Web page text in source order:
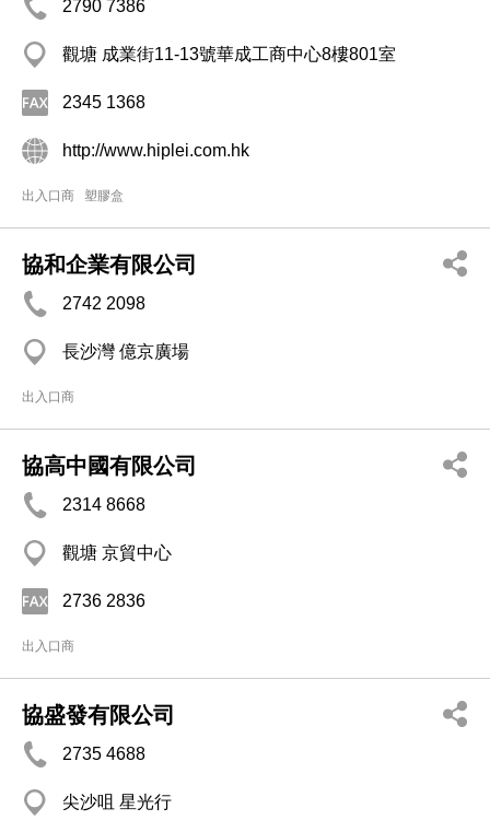
2790 7386
觀塘 成業街11-13號華成工商中心8樓801室
2345 1368
http://www.hiplei.com.hk
出入口商 塑膠盒
協和企業有限公司
2742 2098
長沙灣 億京廣場
出入口商
協高中國有限公司
2314 8668
觀塘 京貿中心
2736 2836
出入口商
協盛發有限公司
2735 4688
尖沙咀 星光行